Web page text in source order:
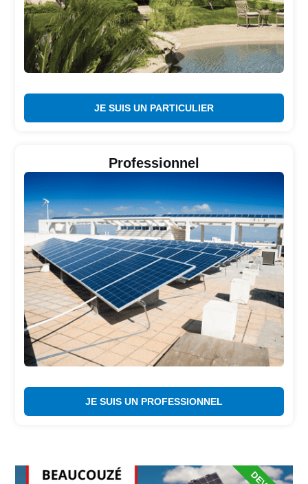
JE SUIS UN PARTICULIER
Professionnel
JE SUIS UN PROFESSIONNEL